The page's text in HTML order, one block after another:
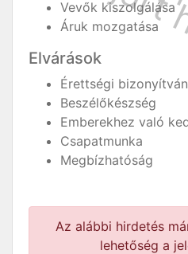
Vevők kiszolgálása
Áruk mozgatása
Elvárások
Érettségi
Beszélőkészség
Emberekhez való
Csapatmunka
Megbízhatóság
Az alábbi hirdetés
lehetőség a